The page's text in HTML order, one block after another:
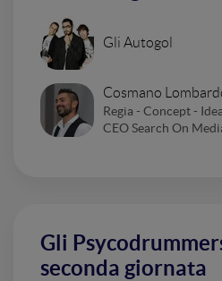
Gli Autogol
Cosmano
Regia - Concept -
CEO Search On
Gli
seconda giornata